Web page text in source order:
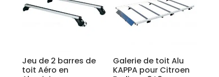
Jeu de 2 barres de
toit Aéro en
Galerie de toit Alu
KAPPA pour Citroen